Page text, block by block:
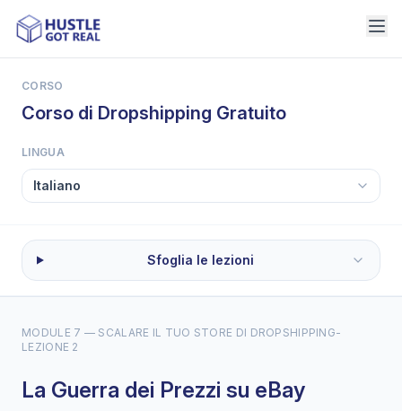
CORSO
Corso di Dropshipping Gratuito
LINGUA
Sfoglia le lezioni
MODULE 7 — SCALARE IL TUO STORE DI DROPSHIPPING-
LEZIONE 2
La Guerra dei Prezzi su eBay